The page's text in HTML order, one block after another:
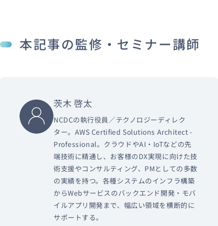
本記事の監修・セミナー講師
茨木 啓太
NCDCの執行役員／テクノロジーディレク
ター。AWS Certified Solutions Architect -
Professional。クラウドやAI・IoTなどの先
端技術に精通し、お客様のDX実現に向けた技
術支援やコンサルティング、PMとしての多数
の実績を持つ。各種システムのインフラ構築
からWebサービスのバックエンド開発・モバ
イルアプリ開発まで、幅広い領域を横断的に
サポートする。